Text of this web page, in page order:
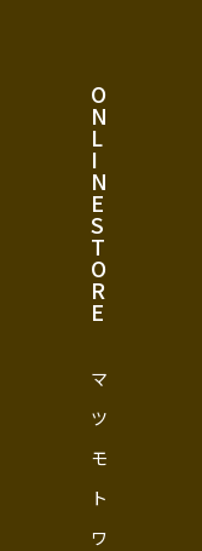
O
N
L
I
N
E
S
T
O
R
E
マ
ツ
モ
ト
ワ